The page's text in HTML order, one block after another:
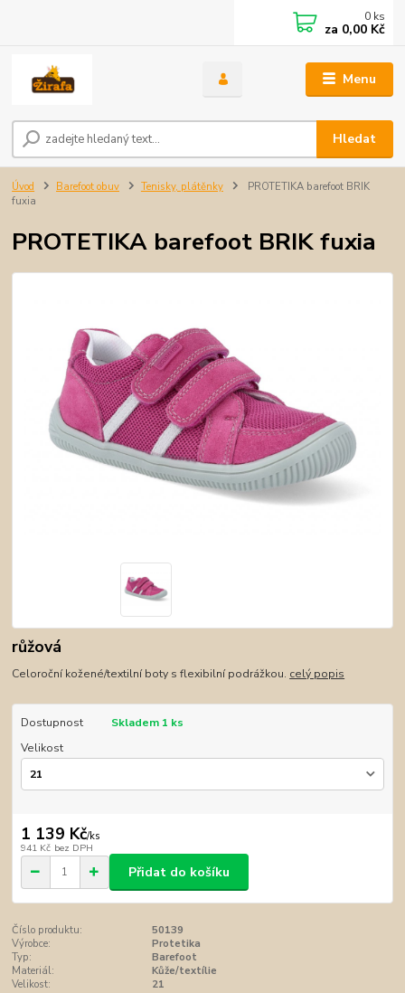
Menu
Hledat
0 ks
za 0,00 Kč
Úvod Barefoot obuv Tenisky, plátěnky
PROTETIKA barefoot BRIK
fuxia
PROTETIKA barefoot BRIK fuxia
růžová
Celoroční kožené/textilní boty s flexibilní podrážkou. celý popis
Dostupnost
Skladem 1 ks
Velikost
1 139 Kč/ks
941 Kč bez DPH
Přidat do košíku
Číslo produktu:
50139
Výrobce:
Protetika
Typ:
Barefoot
Materiál:
Kůže/textílie
Velikost:
21